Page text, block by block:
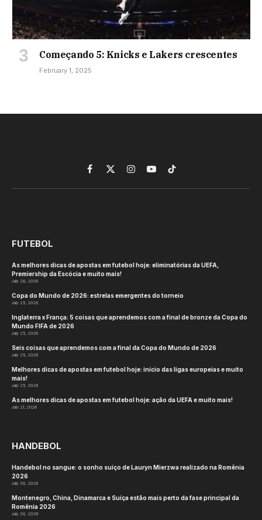
Começando 5: Knicks e Lakers crescentes
February 1, 2025
Facebook
X
(Twitter)
InstagramYouTubeTikTok
FUTEBOL
As melhores dicas de apostas em futebol hoje: eliminatórias da UEFA,
Premiership da Escócia e muito mais!
July 28, 2026
Copa do Mundo de 2026: estrelas emergentes do torneio
July 25, 2026
Inglaterra x França: 5 coisas que aprendemos com a final de bronze da Copa do
Mundo FIFA de 2026
July 25, 2026
Seis coisas que aprendemos com a final da Copa do Mundo de 2026
July 25, 2026
Melhores dicas de apostas em futebol hoje: início das ligas europeias e muito
mais!
July 25, 2026
As melhores dicas de apostas em futebol hoje: ação da UEFA e muito mais!
July 21, 2026
HANDEBOL
Handebol no sangue: o sonho suíço de Lauryn Mierzwa realizado na Romênia
2026
July 30, 2026
Montenegro, China, Dinamarca e Suíça estão mais perto da fase principal da
Romênia 2026
July 30, 2026